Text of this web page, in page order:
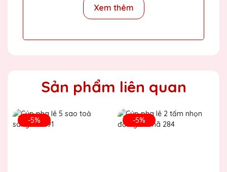
CSKH Pha Lê Hà Nội
2020-01-01
đã được ghi dưới mỗi sản phẩm. Thời
25/11/2025
Xem thêm
Sản phẩm liên quan
-5% -5%